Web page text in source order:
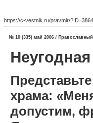
https://c-vestnik.ru/pravmir/?ID=3864
№ 10 (335) май 2006 /
храма:
допустим,